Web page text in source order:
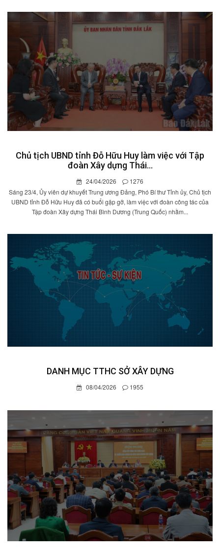
Chủ tịch UBND tỉnh Đỗ Hữu Huy làm việc với Tập
đoàn Xây dựng Thái...
24/04/2026
1276
Sáng 23/4, Ủy viên dự khuyết Trung ương Đảng, Phó Bí thư Tỉnh ủy, Chủ tịch
UBND tỉnh Đỗ Hữu Huy đã có buổi gặp gỡ, làm việc với đoàn công tác của
Tập đoàn Xây dựng Thái Bình Dương (Trung Quốc) nhằm...
DANH MỤC TTHC SỞ XÂY DỰNG
08/04/2026 1955